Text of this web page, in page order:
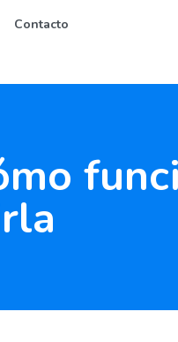
Contacto